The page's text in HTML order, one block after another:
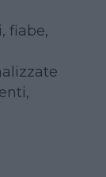
fiabe,